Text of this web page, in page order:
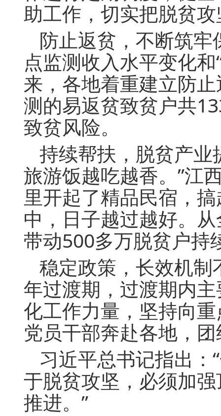
助工作，切实把脱贫
防止返贫，不断筑
点监测收入水平变化
来，各地着重建立防
测的易返贫致贫户共
致贫风险。
持续帮扶，脱贫产业
旅游饭越吃越香。”江
里开起了精品民宿，
中，日子越过越好。
带动500多万脱贫户持
稳定政策，长效机
年过渡期，过渡期内
化工作力量，坚持向
党员干部奔赴各地，
习近平总书记指出
于脱贫攻坚，必须加
推进。”